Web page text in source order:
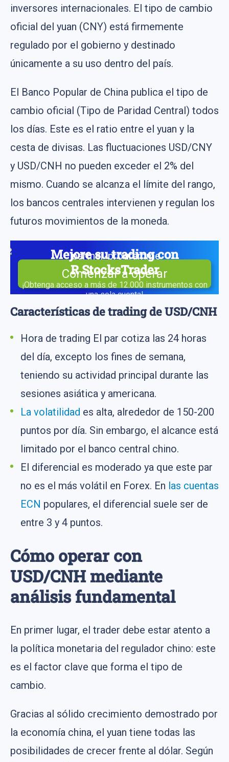
inversores internacionales. El tipo de cambio
oficial del yuan (CNY) está firmemente
regulado por el gobierno y destinado
únicamente a su uso dentro del país.
El Banco Popular de China publica el tipo de
cambio oficial (Tipo de Paridad Central) todos
los días. Este es el ratio entre el yuan y la
cesta de divisas. Las fluctuaciones USD/CNY
y USD/CNH no pueden exceder el 2% del
mismo. Cuando se alcanza el límite del rango,
los bancos centrales intervienen y regulan los
futuros movimientos de la moneda.
Mejore su trading con
R StocksTrader
¡Obtenga acceso a más de 12.000 instrumentos con
una sola cuenta!
Comenzar a operar
Características de trading de USD/CNH
Hora de trading El par cotiza las 24 horas
del día, excepto los fines de semana,
teniendo su actividad principal durante las
sesiones asiática y americana.
La volatilidad es alta, alrededor de 150-200
puntos por día. Sin embargo, el alcance está
limitado por el banco central chino.
El diferencial es moderado ya que este par
no es el más volátil en Forex. En las cuentas
ECN populares, el diferencial suele ser de
entre 3 y 4 puntos.
Cómo operar con
USD/CNH mediante
análisis fundamental
En primer lugar, el trader debe estar atento a
la política monetaria del regulador chino: este
es el factor clave que forma el tipo de
cambio.
Gracias al sólido crecimiento demostrado por
la economía china, el yuan tiene todas las
posibilidades de crecer frente al dólar. Según